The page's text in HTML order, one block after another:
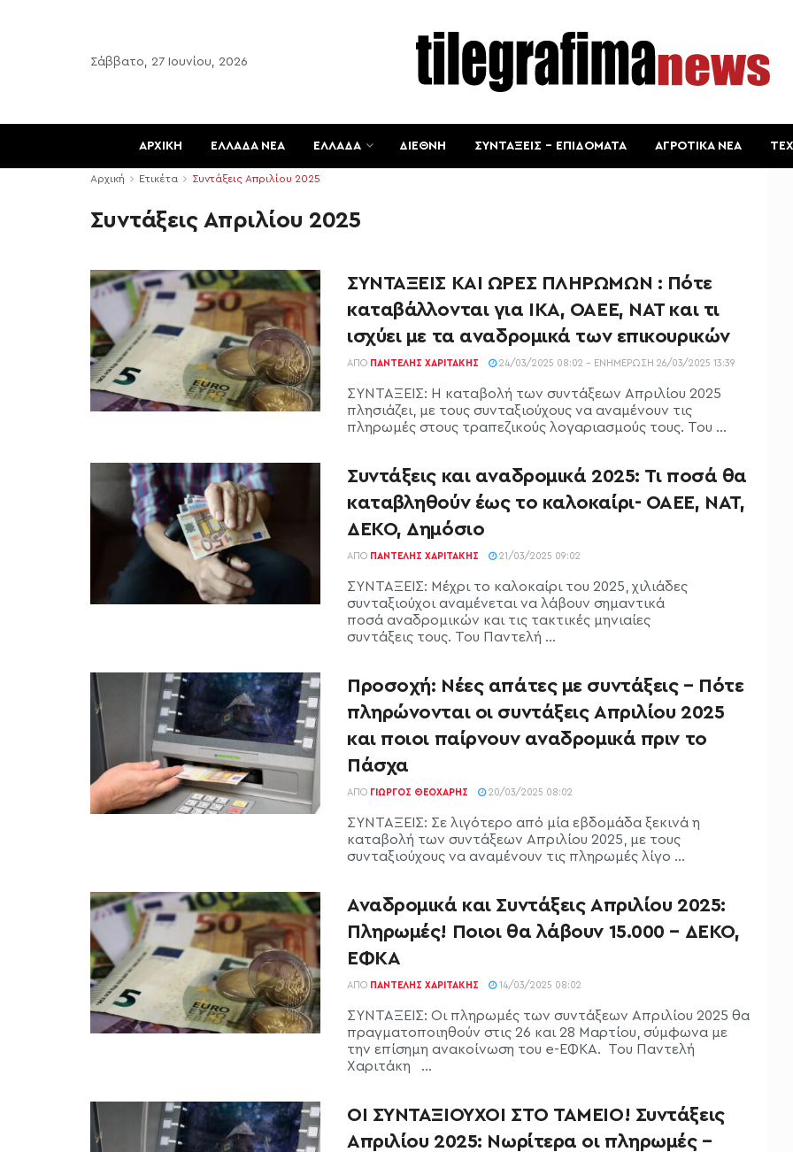
Σάββατο, 27 Ιουνίου, 2026
ΑΡΧΙΚΗ ΕΛΛΑΔΑ ΝΕΑ ΕΛΛΑΔΑ ΔΙΕΘΝΗ ΣΥΝΤΑΞΕΙΣ – ΕΠΙΔΟΜΑΤΑ ΑΓΡΟΤΙΚΑ ΝΕΑ
Αρχική Ετικέτα Συντάξεις Απριλίου 2025
Συντάξεις Απριλίου 2025
ΣΥΝΤΑΞΕΙΣ ΚΑΙ ΩΡΕΣ ΠΛΗΡΩΜΩΝ : Πότε
καταβάλλονται για ΙΚΑ, ΟΑΕΕ, ΝΑΤ και τι
ισχύει με τα αναδρομικά των επικουρικών
ΑΠΌ ΠΑΝΤΕΛΉΣ ΧΑΡΙΤΆΚΗΣ 24/03/2025 08:02 - ΕΝΗΜΈΡΩΣΗ 26/03/2025 13:39
ΣΥΝΤΑΞΕΙΣ: Η καταβολή των συντάξεων Απριλίου 2025
πλησιάζει, με τους συνταξιούχους να αναμένουν τις
πληρωμές στους τραπεζικούς λογαριασμούς τους. Του ...
Συντάξεις και αναδρομικά 2025: Τι ποσά θα
καταβληθούν έως το καλοκαίρι- ΟΑΕΕ, ΝΑΤ,
ΔΕΚΟ, Δημόσιο
ΑΠΌ ΠΑΝΤΕΛΉΣ ΧΑΡΙΤΆΚΗΣ 21/03/2025 09:02
ΣΥΝΤΑΞΕΙΣ: Μέχρι το καλοκαίρι του 2025, χιλιάδες
συνταξιούχοι αναμένεται να λάβουν σημαντικά
ποσά αναδρομικών και τις τακτικές μηνιαίες
συντάξεις τους. Του Παντελή ...
Προσοχή: Νέες απάτες με συντάξεις – Πότε
πληρώνονται οι συντάξεις Απριλίου 2025
και ποιοι παίρνουν αναδρομικά πριν το
Πάσχα
ΑΠΌ ΓΙΏΡΓΟΣ ΘΕΟΧΆΡΗΣ 20/03/2025 08:02
ΣΥΝΤΑΞΕΙΣ: Σε λιγότερο από μία εβδομάδα ξεκινά η
καταβολή των συντάξεων Απριλίου 2025, με τους
συνταξιούχους να αναμένουν τις πληρωμές λίγο ...
Αναδρομικά και Συντάξεις Απριλίου 2025:
Πληρωμές! Ποιοι θα λάβουν 15.000 – ΔΕΚΟ,
ΕΦΚΑ
ΑΠΌ ΠΑΝΤΕΛΉΣ ΧΑΡΙΤΆΚΗΣ 14/03/2025 08:02
ΣΥΝΤΑΞΕΙΣ: Οι πληρωμές των συντάξεων Απριλίου 2025 θα
πραγματοποιηθούν στις 26 και 28 Μαρτίου, σύμφωνα με
την επίσημη ανακοίνωση του e-ΕΦΚΑ. Του Παντελή
Χαριτάκη ...
ΟΙ ΣΥΝΤΑΞΙΟΥΧΟΙ ΣΤΟ ΤΑΜΕΙΟ! Συντάξεις
Απριλίου 2025: Νωρίτερα οι πληρωμές –